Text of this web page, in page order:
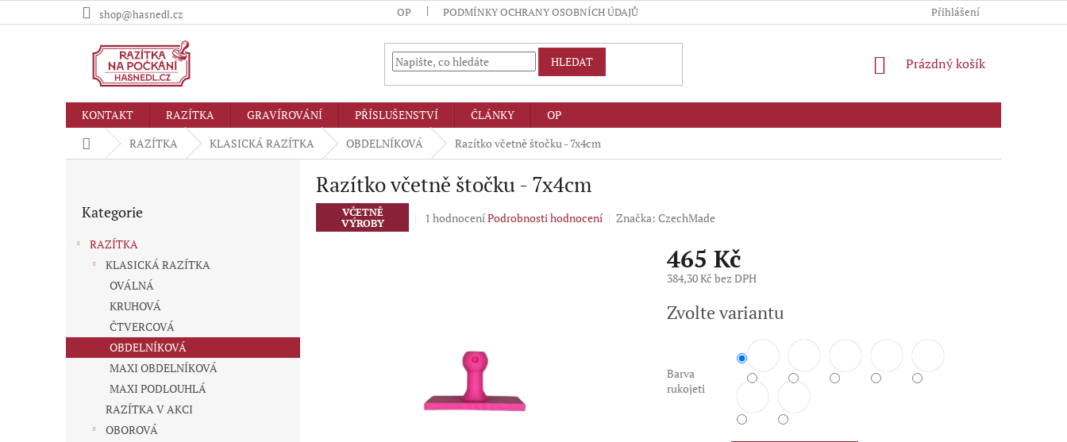
na
shop@hasnedl.cz OP PODMÍNKY OCHRANY OSOBNÍCH ÚDAJŮ Přihlášení
HLEDAT
NÁKUPNÍ
Prázdný košík
KONTAKT RAZÍTKA GRAVÍROVÁNÍ PŘÍSLUŠENSTVÍ ČLÁNKY
OP
Domů RAZÍTKA KLASICKÁ RAZÍTKA OBDELNÍKOVÁ Razítko včetně štočku - 7x4cm
a
n
kategorie
Kategorie
RAZÍTKA
KLASICKÁ RAZÍTKA
OVÁLNÁ
KRUHOVÁ
ČTVERCOVÁ
OBDELNÍKOVÁ
MAXI OBDELNÍKOVÁ
MAXI PODLOUHLÁ
RAZÍTKA V AKCI
OBOROVÁ
Razítko včetně štočku - 7x4cm
VČETNĚ
VÝROBY
Průměrné
1 hodnoceníPodrobnosti hodnocení Značka: CzechMade
465 Kč
384,30 Kč bez DPH
cena:
Zvolte variantu
Barva
rukojeti